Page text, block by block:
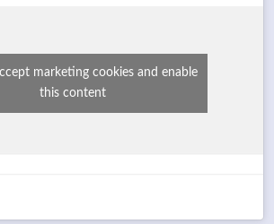
marketing cookies and enable
this content